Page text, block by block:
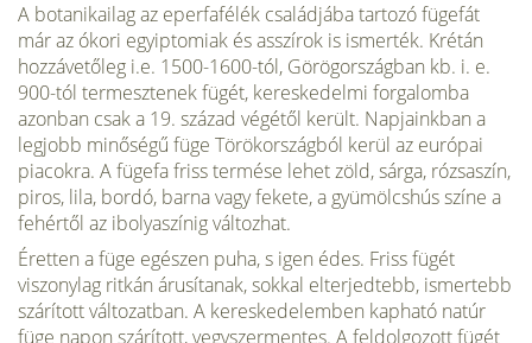
A botanikailag az eperfafélék családjába tartozó fügefát
már az ókori egyiptomiak és asszírok is ismerték. Krétán
hozzávetőleg i.e. 1500-1600-tól, Görögországban kb. i. e.
900-tól termesztenek fügét, kereskedelmi forgalom­ba
azonban csak a 19. század végétől került. Napjaink­ban a
legjobb minőségű füge Törökországból kerül az európai
piacokra. A fügefa friss termése lehet zöld, sárga, rózsaszín,
piros, lila, bordó, barna vagy fekete, a gyü­mölcshús színe a
fehértől az ibolyaszínig változhat.
Éret­ten a füge egészen puha, s igen édes. Friss fügét
viszony­lag ritkán árusítanak, sokkal elterjedtebb, ismertebb
szárított változatban. A kereskedelemben kapható natúr
füge napon szárított, vegyszermentes. A feldolgozott fügét